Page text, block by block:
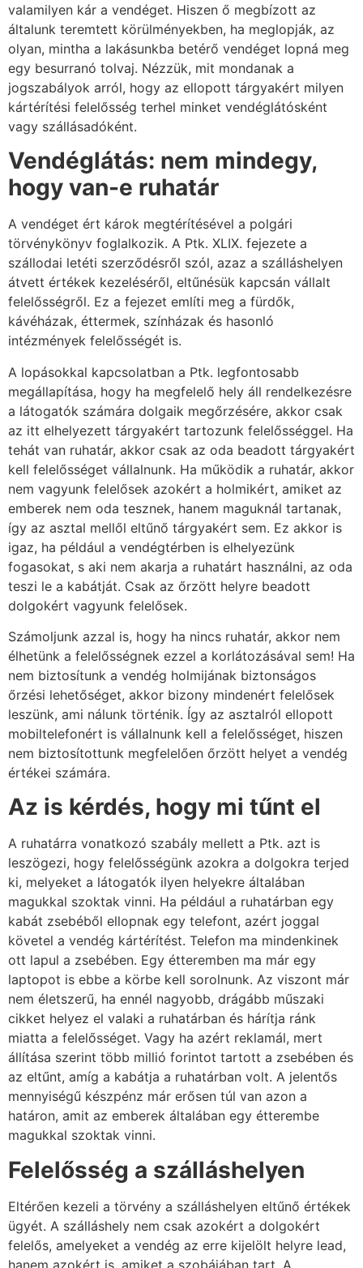
valamilyen kár a vendéget. Hiszen ő megbízott az
általunk teremtett körülményekben, ha meglopják, az
olyan, mintha a lakásunkba betérő vendéget lopná meg
egy besurranó tolvaj. Nézzük, mit mondanak a
jogszabályok arról, hogy az ellopott tárgyakért milyen
kártérítési felelősség terhel minket vendéglátósként
vagy szállásadóként.
Vendéglátás: nem mindegy,
hogy van-e ruhatár
A vendéget ért károk megtérítésével a polgári
törvénykönyv foglalkozik. A Ptk. XLIX. fejezete a
szállodai letéti szerződésről szól, azaz a szálláshelyen
átvett értékek kezeléséről, eltűnésük kapcsán vállalt
felelősségről. Ez a fejezet említi meg a fürdők,
kávéházak, éttermek, színházak és hasonló
intézmények felelősségét is.
A lopásokkal kapcsolatban a Ptk. legfontosabb
megállapítása, hogy ha megfelelő hely áll rendelkezésre
a látogatók számára dolgaik megőrzésére, akkor csak
az itt elhelyezett tárgyakért tartozunk felelősséggel. Ha
tehát van ruhatár, akkor csak az oda beadott tárgyakért
kell felelősséget vállalnunk. Ha működik a ruhatár, akkor
nem vagyunk felelősek azokért a holmikért, amiket az
emberek nem oda tesznek, hanem maguknál tartanak,
így az asztal mellől eltűnő tárgyakért sem. Ez akkor is
igaz, ha például a vendégtérben is elhelyezünk
fogasokat, s aki nem akarja a ruhatárt használni, az oda
teszi le a kabátját. Csak az őrzött helyre beadott
dolgokért vagyunk felelősek.
Számoljunk azzal is, hogy ha nincs ruhatár, akkor nem
élhetünk a felelősségnek ezzel a korlátozásával sem! Ha
nem biztosítunk a vendég holmijának biztonságos
őrzési lehetőséget, akkor bizony mindenért felelősek
leszünk, ami nálunk történik. Így az asztalról ellopott
mobiltelefonért is vállalnunk kell a felelősséget, hiszen
nem biztosítottunk megfelelően őrzött helyet a vendég
értékei számára.
Az is kérdés, hogy mi tűnt el
A ruhatárra vonatkozó szabály mellett a Ptk. azt is
leszögezi, hogy felelősségünk azokra a dolgokra terjed
ki, melyeket a látogatók ilyen helyekre általában
magukkal szoktak vinni. Ha például a ruhatárban egy
kabát zsebéből ellopnak egy telefont, azért joggal
követel a vendég kártérítést. Telefon ma mindenkinek
ott lapul a zsebében. Egy étteremben ma már egy
laptopot is ebbe a körbe kell sorolnunk. Az viszont már
nem életszerű, ha ennél nagyobb, drágább műszaki
cikket helyez el valaki a ruhatárban és hárítja ránk
miatta a felelősséget. Vagy ha azért reklamál, mert
állítása szerint több millió forintot tartott a zsebében és
az eltűnt, amíg a kabátja a ruhatárban volt. A jelentős
mennyiségű készpénz már erősen túl van azon a
határon, amit az emberek általában egy étterembe
magukkal szoktak vinni.
Felelősség a szálláshelyen
Eltérően kezeli a törvény a szálláshelyen eltűnő értékek
ügyét. A szálláshely nem csak azokért a dolgokért
felelős, amelyeket a vendég az erre kijelölt helyre lead,
hanem azokért is, amiket a szobájában tart. A